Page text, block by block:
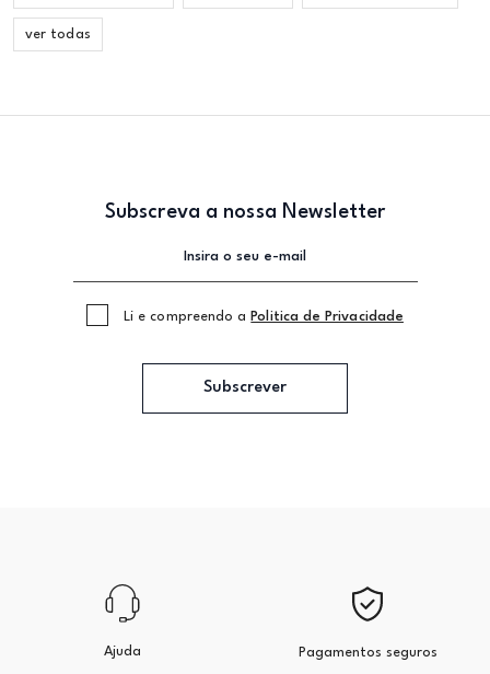
ver todas
Subscreva a nossa Newsletter
Li e compreendo a Politica de Privacidade
Subscrever
Ajuda Pagamentos seguros